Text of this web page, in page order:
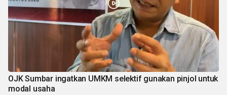
OJK Sumbar ingatkan UMKM selektif gunakan pinjol untuk
modal usaha